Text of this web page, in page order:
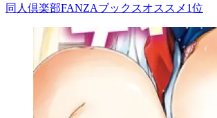
同人倶楽部FANZAブックスオススメ1位